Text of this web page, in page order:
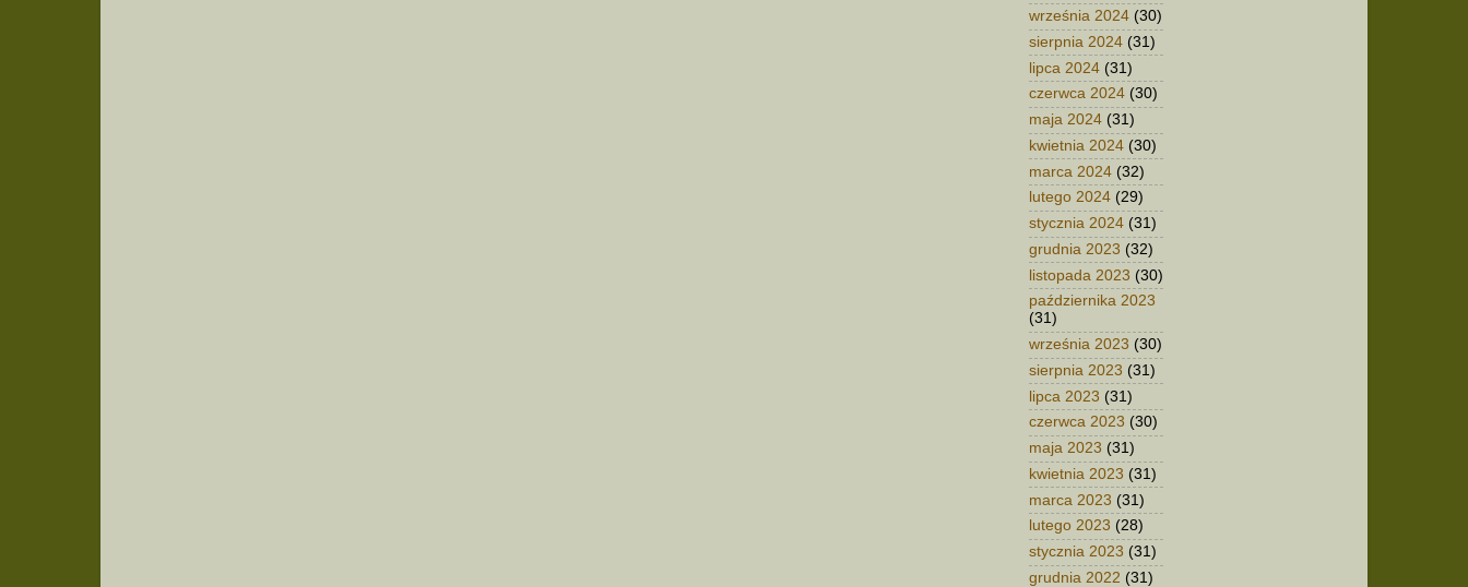
września 2024 (30)
sierpnia 2024 (31)
lipca 2024 (31)
czerwca 2024 (30)
maja 2024 (31)
kwietnia 2024 (30)
marca 2024 (32)
lutego 2024 (29)
stycznia 2024 (31)
grudnia 2023 (32)
listopada 2023 (30)
października 2023
(31)
września 2023 (30)
sierpnia 2023 (31)
lipca 2023 (31)
czerwca 2023 (30)
maja 2023 (31)
kwietnia 2023 (31)
marca 2023 (31)
lutego 2023 (28)
stycznia 2023 (31)
grudnia 2022 (31)